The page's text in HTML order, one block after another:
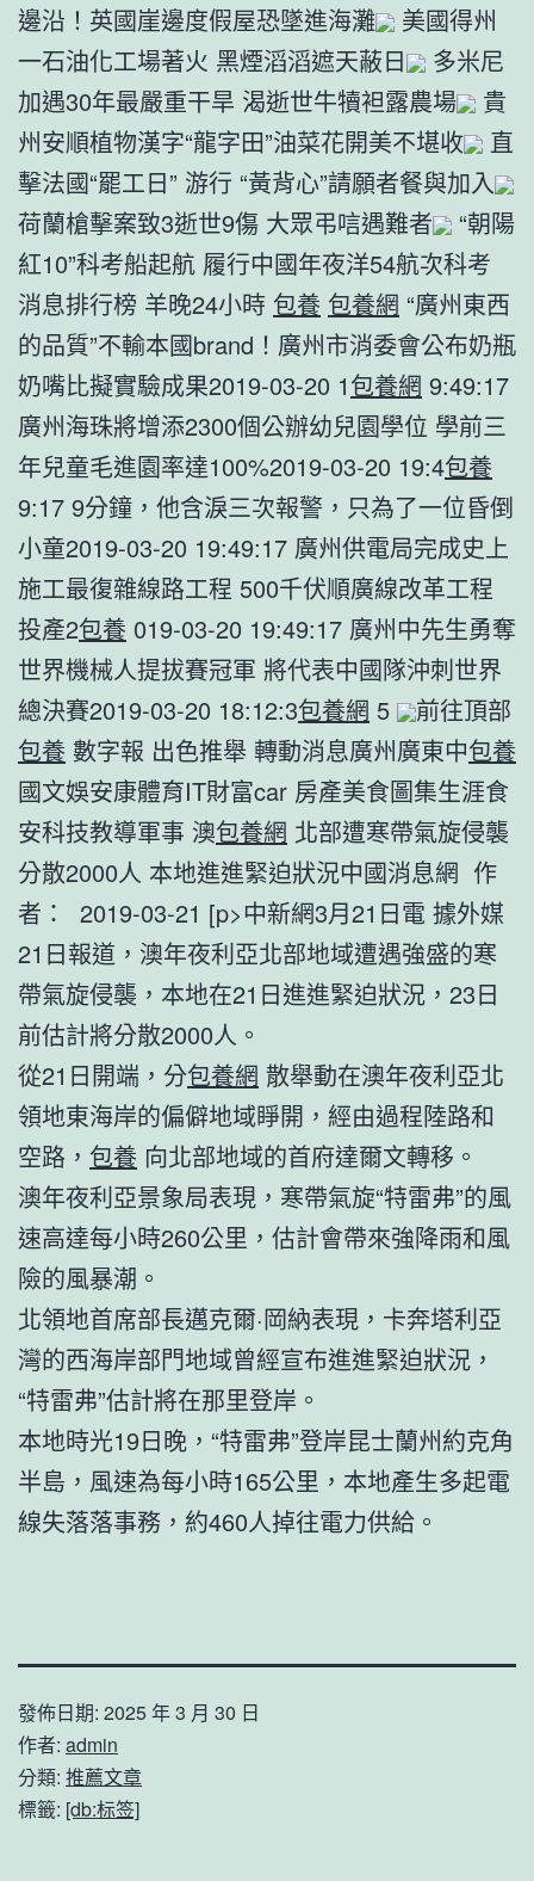
邊沿！英國崖邊度假屋恐墜進海灘
美國得州
一石油化工場著火 黑煙滔滔遮天蔽日
多米尼
加遇30年最嚴重干旱 渴逝世牛犢袒露農場
貴
州安順植物漢字“龍字田”油菜花開美不堪收
直
擊法國“罷工日” 游行 “黃背心”請願者餐與加入
荷蘭槍擊案致3逝世9傷 大眾弔唁遇難者
“朝陽
紅10”科考船起航 履行中國年夜洋54航次科考
消息排行榜 羊晚24小時 包養 包養網 “廣州東西
的品質”不輸本國brand！廣州市消委會公布奶瓶
奶嘴比擬實驗成果2019-03-20 1包養網 9:49:17
廣州海珠將增添2300個公辦幼兒園學位 學前三
年兒童毛進園率達100%2019-03-20 19:4包養
9:17 9分鐘，他含淚三次報警，只為了一位昏倒
小童2019-03-20 19:49:17 廣州供電局完成史上
施工最復雜線路工程 500千伏順廣線改革工程
投產2包養 019-03-20 19:49:17 廣州中先生勇奪
世界機械人提拔賽冠軍 將代表中國隊沖刺世界
總決賽2019-03-20 18:12:3包養網 5
前往頂部
包養 數字報 出色推舉 轉動消息廣州廣東中包養
國文娛安康體育IT財富car 房產美食圖集生涯食
安科技教導軍事 澳包養網 北部遭寒帶氣旋侵襲
分散2000人 本地進進緊迫狀況中國消息網 作
者： 2019-03-21 [p>中新網3月21日電 據外媒
21日報道，澳年夜利亞北部地域遭遇強盛的寒
帶氣旋侵襲，本地在21日進進緊迫狀況，23日
前估計將分散2000人。
從21日開端，分包養網 散舉動在澳年夜利亞北
領地東海岸的偏僻地域睜開，經由過程陸路和
空路， 包養 向北部地域的首府達爾文轉移。
澳年夜利亞景象局表現，寒帶氣旋“特雷弗”的風
速高達每小時260公里，估計會帶來強降雨和風
險的風暴潮。
北領地首席部長邁克爾·岡納表現，卡奔塔利亞
灣的西海岸部門地域曾經宣布進進緊迫狀況，
“特雷弗”估計將在那里登岸。
本地時光19日晚，“特雷弗”登岸昆士蘭州約克角
半島，風速為每小時165公里，本地產生多起電
線失落落事務，約460人掉往電力供給。
發佈日期: 2025 年 3 月 30 日
作者: admin
分類: 推薦文章
標籤: [db:标签]